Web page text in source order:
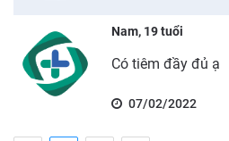
Nam, 19 tuổi
Có tiêm đầy đủ ạ
07/02/2022